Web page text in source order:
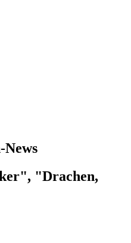
"Drachen,